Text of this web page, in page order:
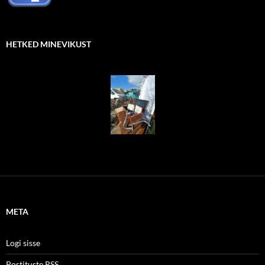
HETKED MINEVIKUST
META
Logi sisse